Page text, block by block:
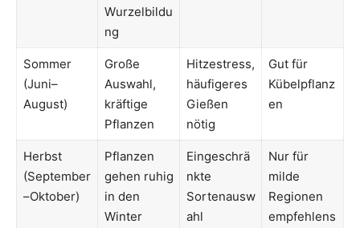
Wurzelbildu
ng
Sommer
(Juni–
August)
Große
Auswahl,
kräftige
Pflanzen
Hitzestress,
häufigeres
Gießen
nötig
Gut für
Kübelpflanz
en
Herbst
(September
–Oktober)
Pflanzen
gehen ruhig
in den
Winter
Eingeschrä
nkte
Sortenausw
ahl
Nur für
milde
Regionen
empfehlens